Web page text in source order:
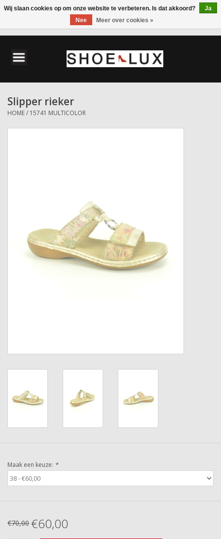
Herenschoenen
Accessoires
Slipper rieker
HOME/ 15741 MULTICOLOR
Maak een keuze: *
€70,00 €60,00
Wij slaan cookies op om onze website te verbeteren. Is dat akkoord?
Ja
Nee
Meer over cookies »